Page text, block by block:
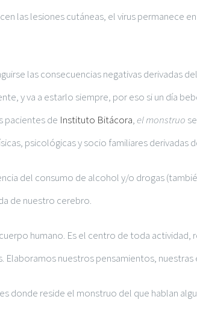
las lesiones cutáneas, el virus permanece
las consecuencias negativas derivadas
y va a estarlo siempre, por eso si un día
pacientes de Instituto Bitácora,el monstruo
psicológicas y socio familiares derivadas
del consumo de alcohol y/o drogas
de nuestro cerebro.
humano. Es el centro de toda
nuestros pensamientos,
donde reside el monstruo del que hablan